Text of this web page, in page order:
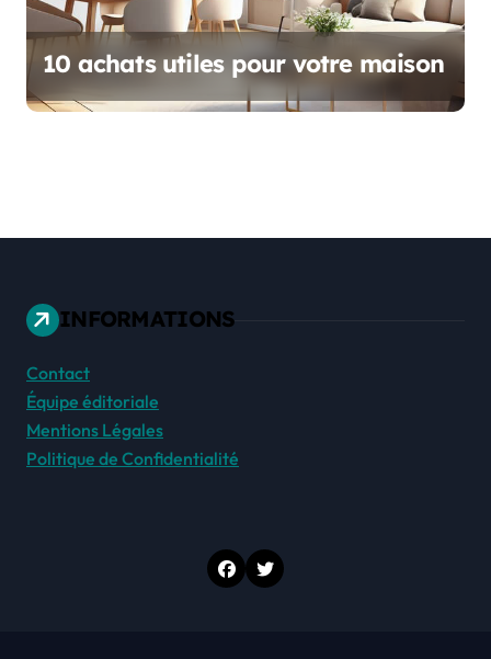
10 achats utiles pour votre maison
INFORMATIONS
Contact
Équipe éditoriale
Mentions Légales
Politique de Confidentialité